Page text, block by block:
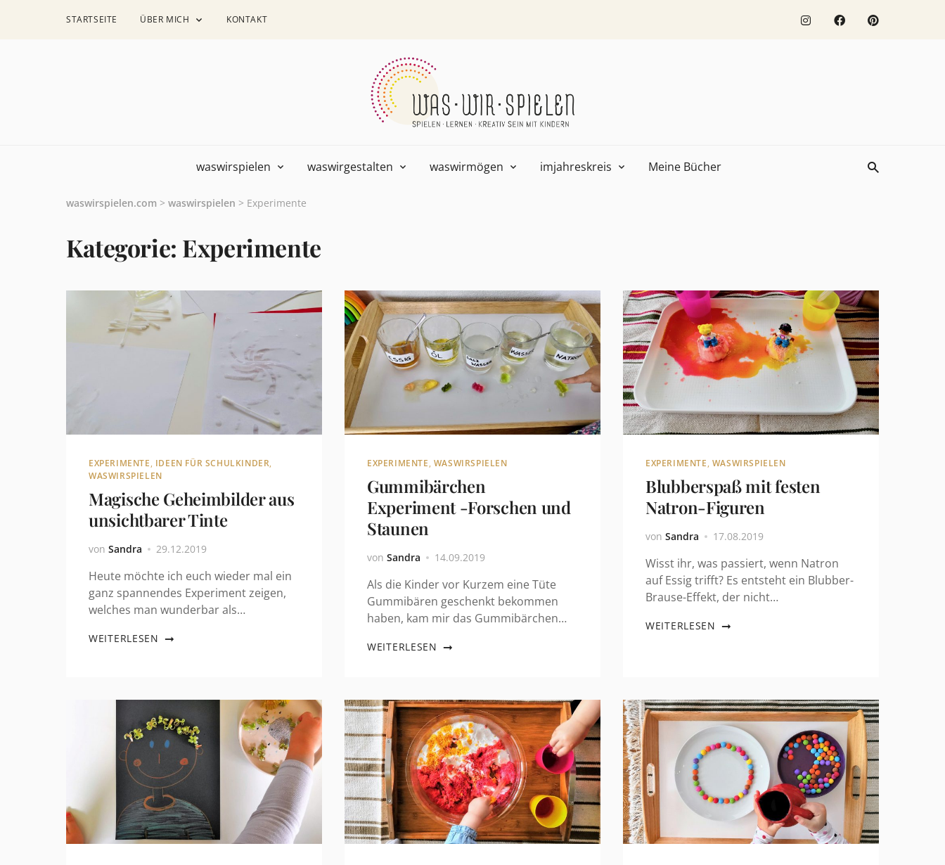
STARTSEITE ÜBER MICH KONTAKT
waswirspielen waswirgestalten waswirmögen imjahreskreis Meine Bücher
waswirspielen.com > waswirspielen > Experimente
Kategorie: Experimente
EXPERIMENTE, IDEEN FÜR SCHULKINDER,
WASWIRSPIELEN
Magische Geheimbilder aus
unsichtbarer Tinte
von Sandra 29.12.2019
Heute möchte ich euch wieder mal ein
ganz spannendes Experiment zeigen,
welches man wunderbar als…
WEITERLESEN
EXPERIMENTE, WASWIRSPIELEN
Gummibärchen
Experiment -Forschen und
Staunen
von Sandra 14.09.2019
Als die Kinder vor Kurzem eine Tüte
Gummibären geschenkt bekommen
haben, kam mir das Gummibärchen…
WEITERLESEN
EXPERIMENTE, WASWIRSPIELEN
Blubberspaß mit festen
Natron-Figuren
von Sandra 17.08.2019
Wisst ihr, was passiert, wenn Natron
auf Essig trifft? Es entsteht ein Blubber-
Brause-Effekt, der nicht…
WEITERLESEN